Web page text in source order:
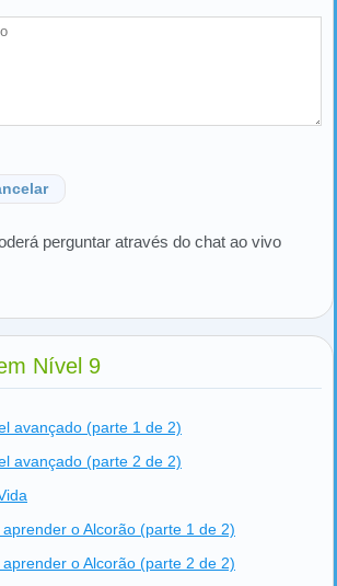
perguntar através do chat ao vivo
Nível 9
avançado (parte 1 de 2)
avançado (parte 2 de 2)
o Alcorão (parte 1 de 2)
o Alcorão (parte 2 de 2)